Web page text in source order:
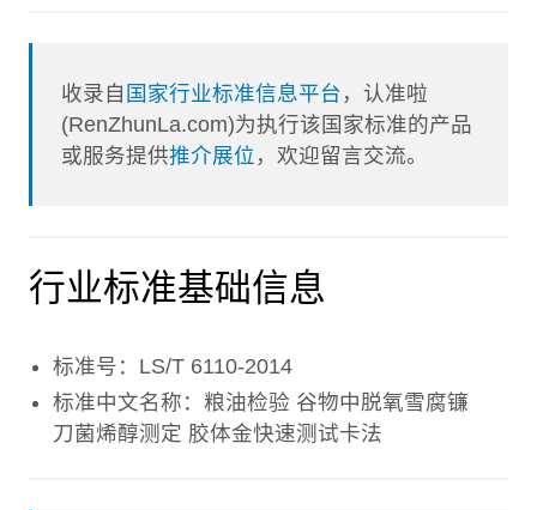
收录自 国家行业标准信息平台 ，认准啦
(RenZhunLa.com)为执行该国家标准的产品
或服务提供推介展位 ，欢迎留言交流。
行业标准基础信息
标准号：LS/T 6110-2014
标准中文名称：粮油检验 谷物中脱氧雪腐镰
刀菌烯醇测定 胶体金快速测试卡法